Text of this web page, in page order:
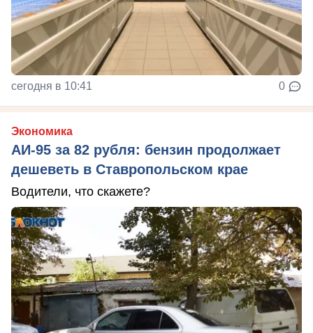
сегодня в 10:41 0
Экономика
АИ-95 за 82 рубля: бензин продолжает
дешеветь в Ставропольском крае
Водители, что скажете?